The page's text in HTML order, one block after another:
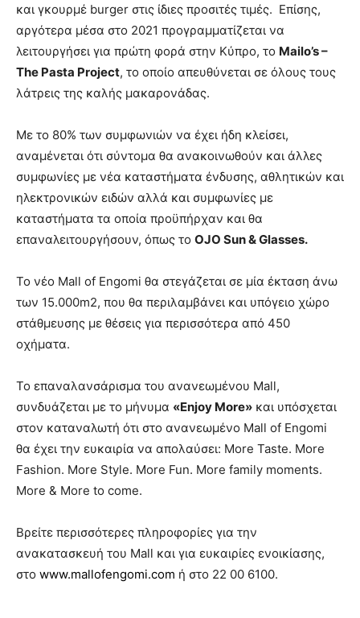
και γκουρμέ burger στις ίδιες προσιτές τιμές. Επίσης,
αργότερα μέσα στο 2021 προγραμματίζεται να
λειτουργήσει για πρώτη φορά στην Κύπρο, το Mailo’s –
The Pasta Project, το οποίο απευθύνεται σε όλους τους
λάτρεις της καλής μακαρονάδας.
Με το 80% των συμφωνιών να έχει ήδη κλείσει,
αναμένεται ότι σύντομα θα ανακοινωθούν και άλλες
συμφωνίες με νέα καταστήματα ένδυσης, αθλητικών και
ηλεκτρονικών ειδών αλλά και συμφωνίες με
καταστήματα τα οποία προϋπήρχαν και θα
επαναλειτουργήσουν, όπως το OJO Sun & Glasses.
Το νέο Mall of Engomi θα στεγάζεται σε μία έκταση άνω
των 15.000m2, που θα περιλαμβάνει και υπόγειο χώρο
στάθμευσης με θέσεις για περισσότερα από 450
οχήματα.
Το επαναλανσάρισμα του ανανεωμένου Mall,
συνδυάζεται με το μήνυμα «Enjoy More» και υπόσχεται
στον καταναλωτή ότι στο ανανεωμένο Mall of Engomi
θα έχει την ευκαιρία να απολαύσει: More Taste. More
Fashion. More Style. More Fun. More family moments.
More & More to come.
Βρείτε περισσότερες πληροφορίες για την
ανακατασκευή του Μall και για ευκαιρίες ενοικίασης,
στο www.mallofengomi.com ή στο 22 00 6100.